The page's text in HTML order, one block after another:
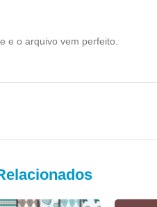
e o arquivo vem perfeito.